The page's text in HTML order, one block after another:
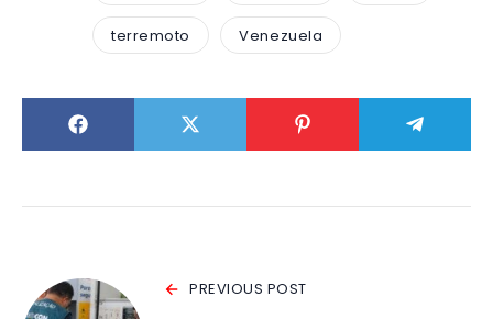
terremoto Venezuela
PREVIOUS POST